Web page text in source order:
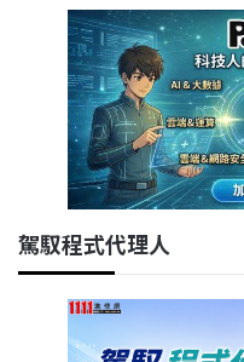
駕馭程式代理人